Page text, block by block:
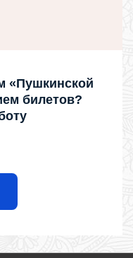
«Пушкинской
билетов?